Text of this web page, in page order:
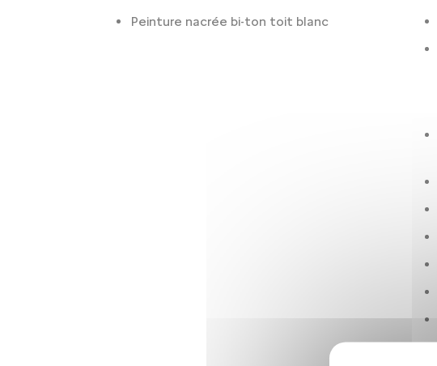
Peinture nacrée bi-ton toit blanc